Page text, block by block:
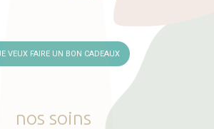
VEUX FAIRE UN BON CADEAUX
nos soins